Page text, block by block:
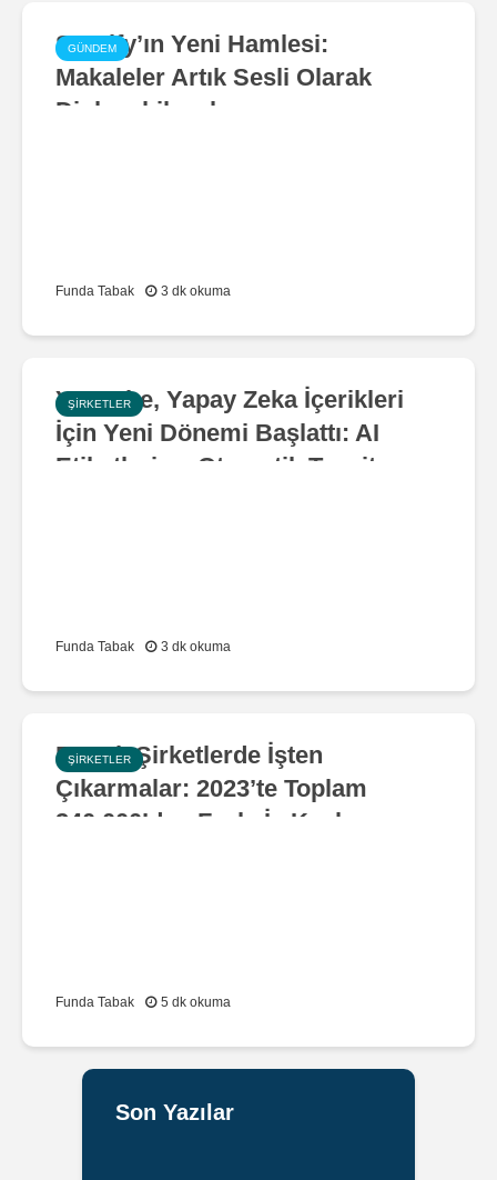
GÜNDEM
Spotify’ın Yeni Hamlesi:
Makaleler Artık Sesli Olarak
Dinlenebilecek
Funda Tabak 3 dk okuma
ŞIRKETLER
YouTube, Yapay Zeka İçerikleri
İçin Yeni Dönemi Başlattı: AI
Etiketleri ve Otomatik Tespit
Funda Tabak 3 dk okuma
ŞIRKETLER
Büyük Şirketlerde İşten
Çıkarmalar: 2023’te Toplam
240,000’den Fazla İş Kaybı
Funda Tabak 5 dk okuma
Son Yazılar